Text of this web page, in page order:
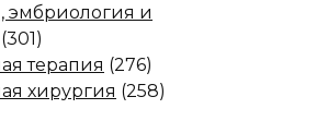
эмбриология и
(301)
терапия (276)
хирургия (258)